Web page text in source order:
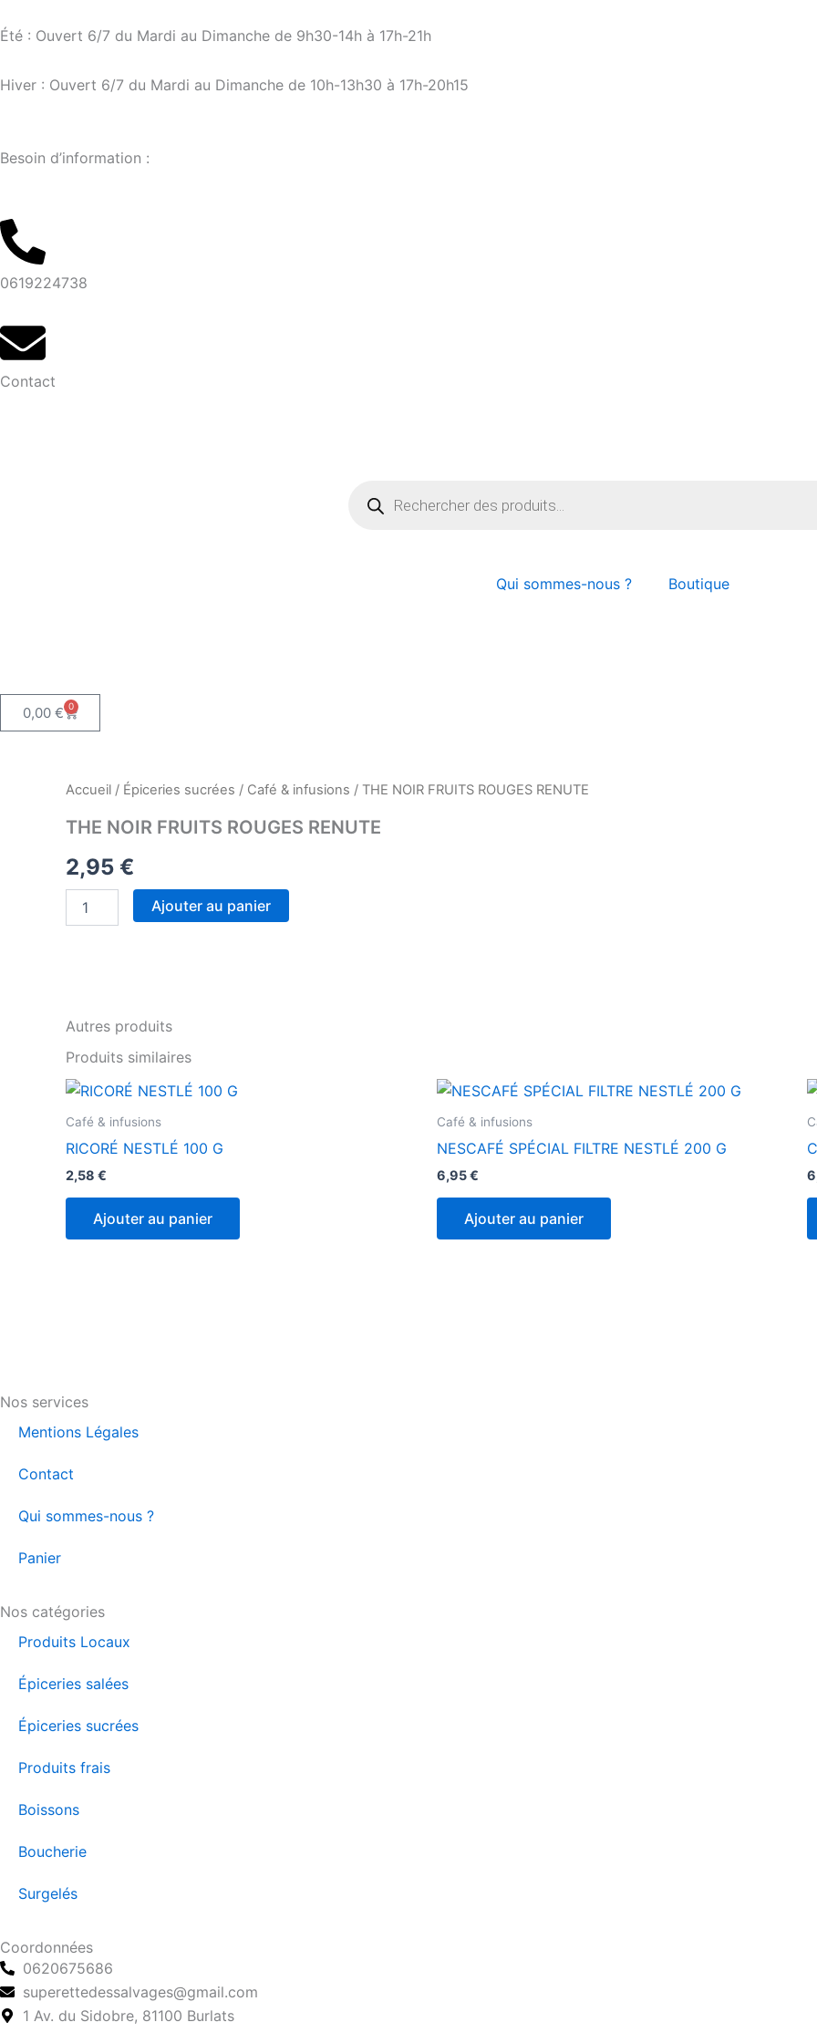
au
Été : Ouvert 6/7 du Mardi au Dimanche de 9h30-14h à 17h-21h
Hiver : Ouvert 6/7 du Mardi au Dimanche de 10h-13h30 à 17h-20h15
Besoin d’information :
0619224738
Contact
produits
Qui sommes-nous ? Boutique
0,00 € 0
Panier
Accueil / Épiceries sucrées / Café & infusions / THE NOIR FRUITS ROUGES RENUTE
THE NOIR FRUITS ROUGES RENUTE
2,95 €
Ajouter au panier
Autres produits
Produits similaires
Café & infusions
RICORÉ NESTLÉ 100 G
2,58 €
Ajouter au panier
Café & infusions
NESCAFÉ SPÉCIAL FILTRE NESTLÉ 200 G
6,95€
Ajouter au panier
Nos services
Mentions Légales
Contact
Qui sommes-nous ?
Panier
Nos catégories
Produits Locaux
Épiceries salées
Épiceries sucrées
Produits frais
Boissons
Boucherie
Surgelés
Coordonnées
0620675686
superettedessalvages@gmail.com
1 Av. du Sidobre, 81100 Burlats